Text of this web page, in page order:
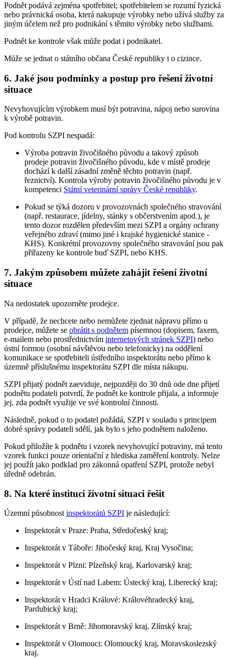
Podnět podává zejména spotřebitel; spotřebitelem se rozumí fyzická
nebo právnická osoba, která nakupuje výrobky nebo užívá služby za
jiným účelem než pro podnikání s těmito výrobky nebo službami.
Podnět ke kontrole však může podat i podnikatel.
Může se jednat o státního občana České republiky i o cizince.
6. Jaké jsou podmínky a postup pro řešení životní
situace
Nevyhovujícím výrobkem musí být potravina, nápoj nebo surovina
k výrobě potravin.
Pod kontrolu SZPI nespadá:
Výroba potravin živočišného původu a takový způsob
prodeje potravin živočišného původu, kde v místě prodeje
dochází k další zásadní změně těchto potravin (např.
řeznictví). Kontrola výroby potravin živočišného původu je v
kompetenci Státní veterinární správy České republiky.
Pokud se týká dozoru v provozovnách společného stravování
(např. restaurace, jídelny, stánky s občerstvením apod.), je
tento dozor rozdělen především mezi SZPI a orgány ochrany
veřejného zdraví (mimo jiné i krajské hygienické stanice -
KHS). Konkrétní provozovny společného stravování jsou pak
přiřazeny ke kontrole buď SZPI, nebo KHS.
7. Jakým způsobem můžete zahájit řešení životní
situace
Na nedostatek upozorněte prodejce.
V případě, že nechcete nebo nemůžete zjednat nápravu přímo u
prodejce, můžete se obrátit s podnětem písemnou (dopisem, faxem,
e-mailem nebo prostřednictvím internetových stránek SZPI) nebo
ústní formou (osobní návštěvou nebo telefonicky) na oddělení
komunikace se spotřebiteli ústředního inspektorátu nebo přímo k
územně příslušnému inspektorátu SZPI dle místa nákupu.
SZPI přijatý podnět zaeviduje, nejpozději do 30 dnů ode dne přijetí
podnětu podateli potvrdí, že podnět ke kontrole přijala, a informuje
jej, zda podnět využije ve své kontrolní činnosti.
Následně, pokud o to podatel požádá, SZPI v souladu s principem
dobré správy podateli sdělí, jak bylo s jeho podnětem naloženo.
Pokud přiložíte k podnětu i vzorek nevyhovující potraviny, má tento
vzorek funkci pouze orientační z hlediska zaměření kontroly. Nelze
jej použít jako podklad pro zákonná opatření SZPI, protože nebyl
úředně odebrán.
8. Na které instituci životní situaci řešit
Územní působnost inspektorátů SZPI je následující:
Inspektorát v Praze: Praha, Středočeský kraj;
Inspektorát v Táboře: Jihočeský kraj, Kraj Vysočina;
Inspektorát v Plzni: Plzeňský kraj, Karlovarský kraj;
Inspektorát v Ústí nad Labem: Ústecký kraj, Liberecký kraj;
Inspektorát v Hradci Králové: Královéhradecký kraj,
Pardubický kraj;
Inspektorát v Brně: Jihomoravský kraj, Zlínský kraj;
Inspektorát v Olomouci: Olomoucký kraj, Moravskoslezský
kraj.